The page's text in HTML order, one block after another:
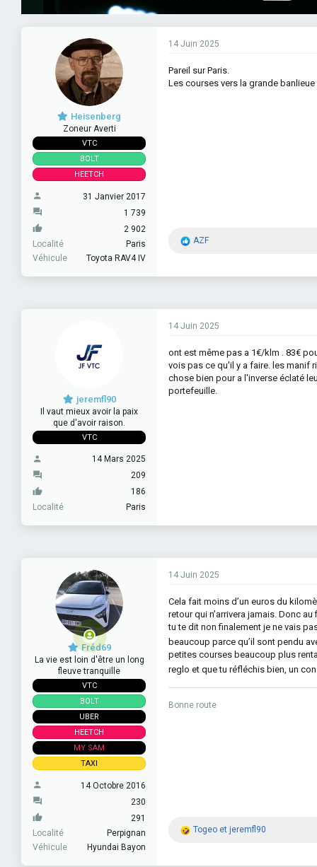
Heisenberg
Zoneur Averti
VTC
BOLT
HEETCH
31 Janvier 2017
1 739
2 902
Localité
Paris
Véhicule
Toyota RAV4 IV
14 Juin 2025
Pareil sur Paris.
Les courses vers la grande
R
o
s
AZF
jeremfl90
Il vaut mieux avoir la paix
que d'avoir raison.
VTC
14 Mars 2025
209
186
Localité
Paris
14 Juin 2025
ont est même pas a 1€/klm . 83€
vois pas ce qu'il y a faire. les manif
chose bien pour a l'inverse éclaté
portefeuille.
Fréd69
La vie est loin d'être un long
fleuve tranquille
VTC
BOLT
UBER
HEETCH
MY SAM
TAXI
14 Octobre 2016
230
291
Localité
Perpignan
Véhicule
Hyundai Bayon
14 Juin 2025
Cela fait moins d’un euros du
retour qui n’arrivera jamais. Donc
tu te dit non finalement je ne vais
beaucoup parce qu’il sont pendu
petites courses beaucoup plus
reglo et que tu réfléchis bien, un
Bonne route
R
Togeo et jeremfl90